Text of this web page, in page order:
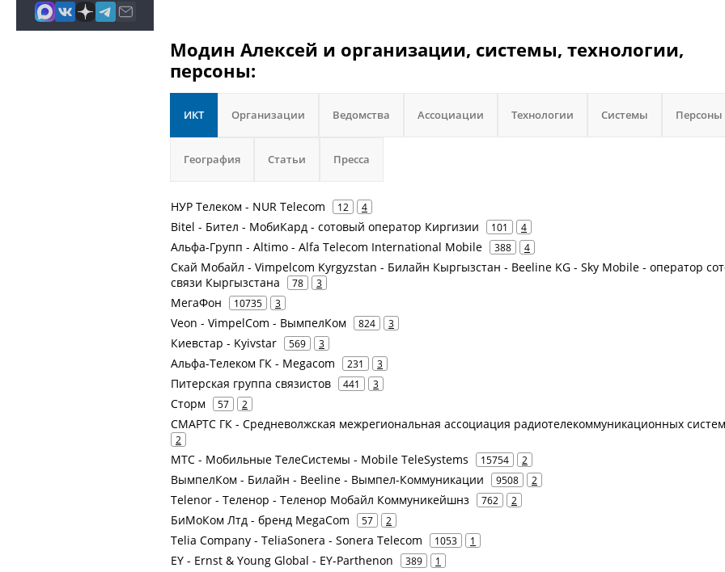
Модин Алексей и организации, системы, технологии,
персоны:
ИКТ Организации Ведомства Ассоциации Технологии Системы Персоны
География Статьи Пресса
НУР Телеком - NUR Telecom 12 4
Bitel - Бител - МобиКард - сотовый оператор Киргизии 101 4
Альфа-Групп - Altimo - Alfa Telecom International Mobile 388 4
Скай Мобайл - Vimpelcom Kyrgyzstan - Билайн Кыргызстан - Beeline KG - ‎Sky Mobile - оператор
связи Кыргызстана
78 3
МегаФон 10735 3
Veon - VimpelCom - ВымпелКом 824 3
Киевстар - Kyivstar 569 3
Альфа-Телеком ГК - Megacom 231 3
Питерская группа связистов 441 3
Сторм 57 2
СМАРТС ГК - Средневолжская межрегиональная ассоциация радиотелекоммуникационных систем
2
МТС - Мобильные ТелеСистемы - Mobile TeleSystems 15754 2
ВымпелКом - Билайн - Beeline - Вымпел-Коммуникации 9508 2
Telenor - Теленор - Теленор Мобайл Коммуникейшнз 762 2
БиМоКом Лтд - бренд MegaCom 57 2
Telia Company - TeliaSonera - Sonera Telecom 1053 1
EY - Ernst & Young Global - EY-Parthenon 389 1